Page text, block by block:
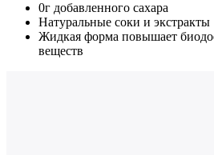
0г добавленного сахара
Натуральные соки и экстракты
Жидкая форма повышает
веществ